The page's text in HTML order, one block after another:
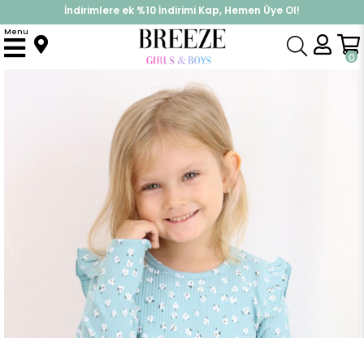
%30 Sepette Yaz İndirimi, Hemen Al!
İndirimlere ek %10 İndirimi Kap, Hemen Üye Ol!
0
Menu
Anasayfa Üst Giyim Uzun Kollu Tişört Kız Çocuk Uzun Kollu Tişört Çiçek Desenli Omuzu Fırfırlı Su Yeşili (2-6 Yaş)